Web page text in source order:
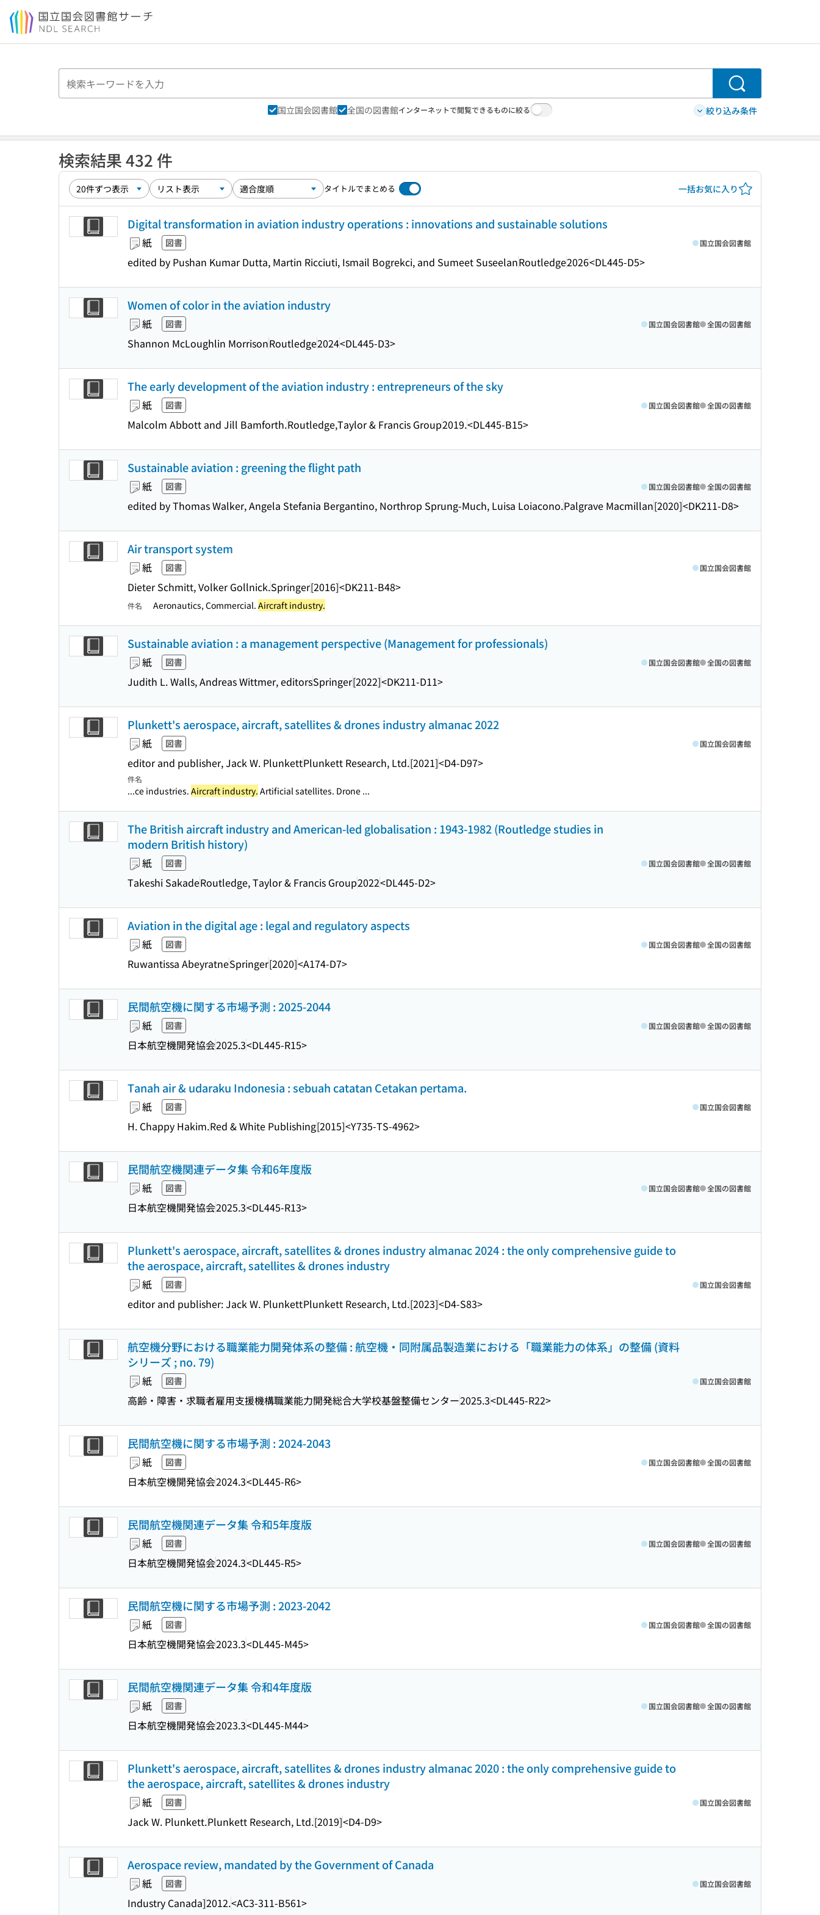
本文へ移動
検索
国立国会図書館 全国の図書館インターネットで閲覧できるものに絞る 絞り込み条件
検索結果 432 件
タイトルでまとめる 一括お気に入り
Digital transformation in aviation industry operations : innovations and sustainable solutions
紙 図書
edited by Pushan Kumar Dutta, Martin Ricciuti, Ismail Bogrekci, and Sumeet SuseelanRoutledge2026<DL445-D5>
国立国会図書館
Women of color in the aviation industry
紙 図書
Shannon McLoughlin MorrisonRoutledge2024<DL445-D3>
国立国会図書館 全国の図書館
The early development of the aviation industry : entrepreneurs of the sky
紙 図書
Malcolm Abbott and Jill Bamforth.Routledge,Taylor & Francis Group2019.<DL445-B15>
国立国会図書館 全国の図書館
Sustainable aviation : greening the flight path
紙 図書
edited by Thomas Walker, Angela Stefania Bergantino, Northrop Sprung-Much, Luisa Loiacono.Palgrave Macmillan[2020]<DK211-D8>
国立国会図書館 全国の図書館
Air transport system
紙 図書
Dieter Schmitt, Volker Gollnick.Springer[2016]<DK211-B48>
国立国会図書館
件名 Aeronautics, Commercial. Aircraft industry.
Sustainable aviation : a management perspective (Management for professionals)
紙 図書
Judith L. Walls, Andreas Wittmer, editorsSpringer[2022]<DK211-D11>
国立国会図書館 全国の図書館
Plunkett's aerospace, aircraft, satellites & drones industry almanac 2022
紙 図書
editor and publisher, Jack W. PlunkettPlunkett Research, Ltd.[2021]<D4-D97>
国立国会図書館
件名
...ce industries. Aircraft industry. Artificial satellites. Drone ...
The British aircraft industry and American-led globalisation : 1943-1982 (Routledge studies in
modern British history)
紙 図書
Takeshi SakadeRoutledge, Taylor & Francis Group2022<DL445-D2>
国立国会図書館 全国の図書館
Aviation in the digital age : legal and regulatory aspects
紙 図書
Ruwantissa AbeyratneSpringer[2020]<A174-D7>
国立国会図書館 全国の図書館
民間航空機に関する市場予測 : 2025-2044
紙 図書
日本航空機開発協会2025.3<DL445-R15>
国立国会図書館 全国の図書館
Tanah air & udaraku Indonesia : sebuah catatan Cetakan pertama.
紙 図書
H. Chappy Hakim.Red & White Publishing[2015]<Y735-TS-4962>
国立国会図書館
民間航空機関連データ集 令和6年度版
紙 図書
日本航空機開発協会2025.3<DL445-R13>
国立国会図書館 全国の図書館
Plunkett's aerospace, aircraft, satellites & drones industry almanac 2024 : the only comprehensive guide to
the aerospace, aircraft, satellites & drones industry
紙 図書
editor and publisher: Jack W. PlunkettPlunkett Research, Ltd.[2023]<D4-S83>
国立国会図書館
航空機分野における職業能力開発体系の整備 : 航空機・同附属品製造業における「職業能力の体系」の整備 (資料
シリーズ ; no. 79)
紙 図書
高齢・障害・求職者雇用支援機構職業能力開発総合大学校基盤整備センター2025.3<DL445-R22>
国立国会図書館
民間航空機に関する市場予測 : 2024-2043
紙 図書
日本航空機開発協会2024.3<DL445-R6>
国立国会図書館 全国の図書館
民間航空機関連データ集 令和5年度版
紙 図書
日本航空機開発協会2024.3<DL445-R5>
国立国会図書館 全国の図書館
民間航空機に関する市場予測 : 2023-2042
紙 図書
日本航空機開発協会2023.3<DL445-M45>
国立国会図書館 全国の図書館
民間航空機関連データ集 令和4年度版
紙 図書
日本航空機開発協会2023.3<DL445-M44>
国立国会図書館 全国の図書館
Plunkett's aerospace, aircraft, satellites & drones industry almanac 2020 : the only comprehensive guide to
the aerospace, aircraft, satellites & drones industry
紙 図書
Jack W. Plunkett.Plunkett Research, Ltd.[2019]<D4-D9>
国立国会図書館
Aerospace review, mandated by the Government of Canada
紙 図書
Industry Canada]2012.<AC3-311-B561>
国立国会図書館